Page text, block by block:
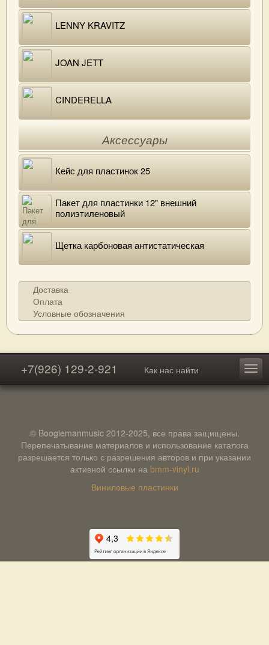
LENNY KRAVITZ
JOAN JETT
CINDERELLA
Аксессуары
Кейс для пластинок 25
Пакет для пластинки 12" внешний
полиэтиленовый
Щетка карбоновая антистатическая
Доставка
Оплата
Условные обозначения
+7(926) 129-2-921 Как нас найти
© Boogiemanmusic 2012-2025, все права защищены.
Перепечатывание материалов и использование каталога
разрешается только с разрешения авторов и при указании
активной ссылки на bmm-vinyl.ru
Виниловые пластинки